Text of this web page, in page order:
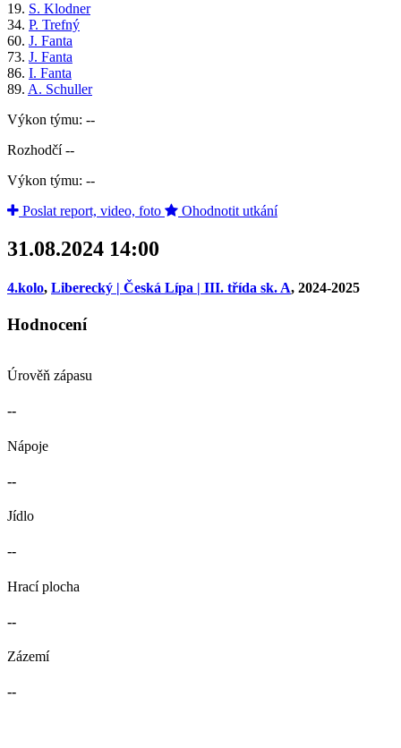
19. S. Klodner
34. P. Trefný
60. J. Fanta
73. J. Fanta
86. I. Fanta
89. A. Schuller
Výkon týmu: --
Rozhodčí --
Výkon týmu: --
Poslat report, video, foto
Ohodnotit utkání
31.08.2024 14:00
4.kolo, Liberecký | Česká Lípa | III. třída sk. A, 2024-2025
Hodnocení
Úrověň zápasu
--
Nápoje
--
Jídlo
--
Hrací plocha
--
Zázemí
--